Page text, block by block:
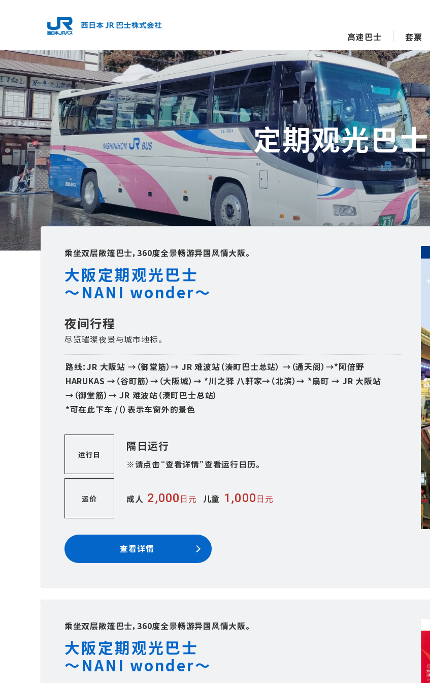
高速巴士 套票
定期观光巴士
乘坐双层敞篷巴士，360度全景畅游异国风情大阪。
大阪定期观光巴士
～NANI wonder～
夜间行程
尽览璀璨夜景与城市地标。
路线：JR 大阪站 →（御堂筋）→ JR 难波站（湊町巴士总站） →（通天阁）→*阿倍野
HARUKAS →（谷町筋）→（大阪城）→ *川之驿 八軒家→（北滨）→ *扇町 → JR 大阪站
→（御堂筋）→ JR 难波站（湊町巴士总站）
*可在此下车 /（）表示车窗外的景色
运行日
隔日运行
※请点击“查看详情”查看运行日历。
运价 成人 2,000日元 儿童 1,000日元
查看详情
乘坐双层敞篷巴士，360度全景畅游异国风情大阪。
大阪定期观光巴士
～NANI wonder～